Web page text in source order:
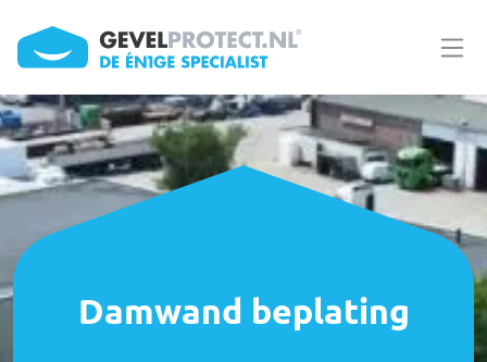
Damwand beplating